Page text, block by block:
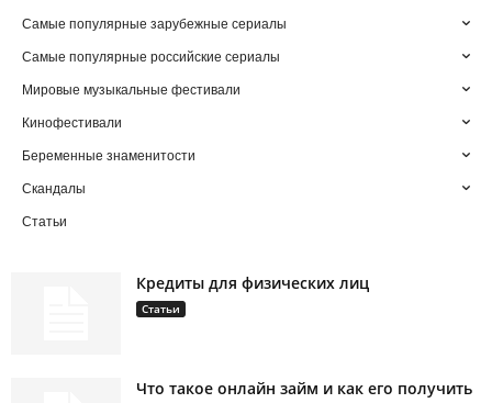
Самые популярные зарубежные сериалы
Самые популярные российские сериалы
Мировые музыкальные фестивали
Кинофестивали
Беременные знаменитости
Скандалы
Статьи
Кредиты для физических лиц
Статьи
Что такое онлайн займ и как его получить